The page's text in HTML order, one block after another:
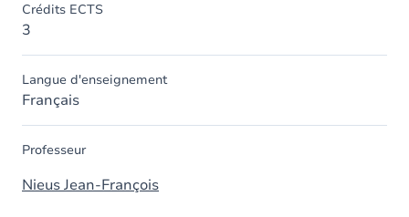
Crédits ECTS
3
Langue d'enseignement
Français
Professeur
Nieus Jean-François